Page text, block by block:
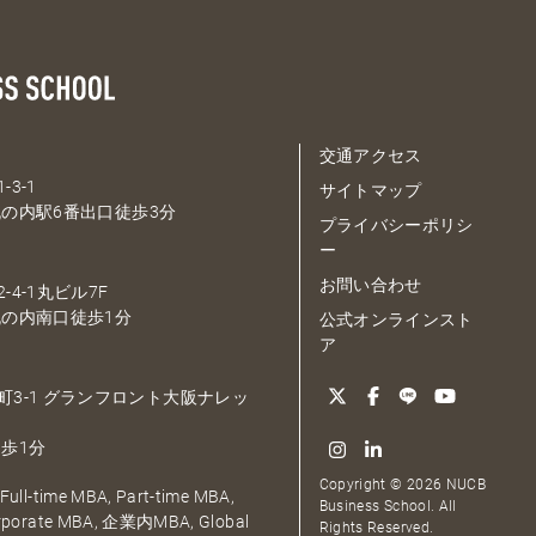
3-1
内駅6番出口徒歩3分
4-1丸ビル7F
内南口徒歩1分
3-1 グランフロント大阪ナレッ
1分
time MBA, Part-time MBA,
MBA, 企業内MBA, Global
交通アクセス
サイトマップ
プライバシーポリシ
ー
お問い合わせ
公式オンラインスト
ア
Copyright © 2026 NUCB
Business School. All
Rights Reserved.